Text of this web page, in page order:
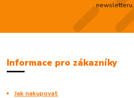
newsletteru.
Informace pro zákazníky
Jak nakupovat